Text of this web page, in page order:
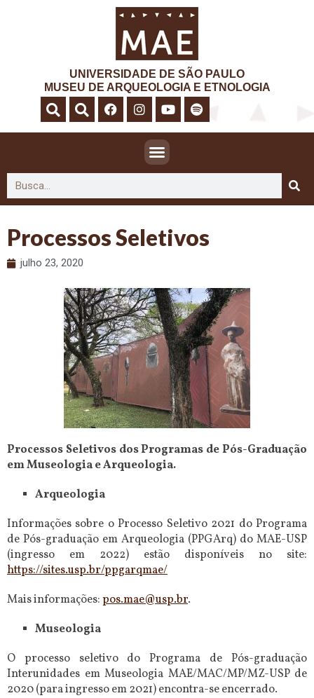
UNIVERSIDADE DE SÃO PAULO
MUSEU DE ARQUEOLOGIA E ETNOLOGIA
Processos Seletivos
julho 23, 2020
Processos Seletivos dos Programas de Pós-Graduação
em Museologia e Arqueologia.
Arqueologia
Informações sobre o Processo Seletivo 2021 do Programa
de Pós-graduação em Arqueologia (PPGArq) do MAE-USP
(ingresso em 2022) estão disponíveis no site:
https://sites.usp.br/ppgarqmae/
Mais informações:pos.mae@usp.br.
Museologia
O processo seletivo do Programa de Pós-graduação
Interunidades em Museologia MAE/MAC/MP/MZ-USP de
2020 (para ingresso em 2021) encontra-se encerrado.